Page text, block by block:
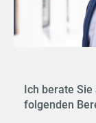
Ich berate
folgenden